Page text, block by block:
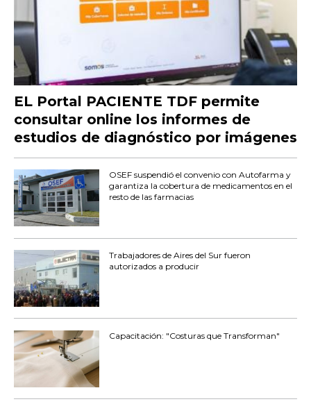
EL Portal PACIENTE TDF permite
consultar online los informes de
estudios de diagnóstico por imágenes
OSEF suspendió el convenio con Autofarma y
garantiza la cobertura de medicamentos en el
resto de las farmacias
Trabajadores de Aires del Sur fueron
autorizados a producir
Capacitación: "Costuras que Transforman"